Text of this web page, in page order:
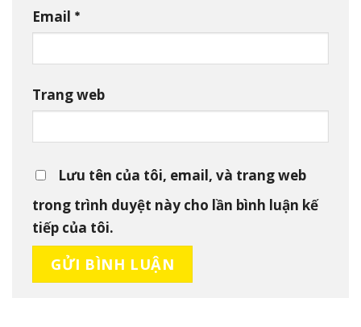
Email *
Trang web
Lưu tên của tôi, email, và trang web
trong trình duyệt này cho lần bình luận kế
tiếp của tôi.